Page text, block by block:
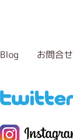
Blog お問合せ
テ
ー